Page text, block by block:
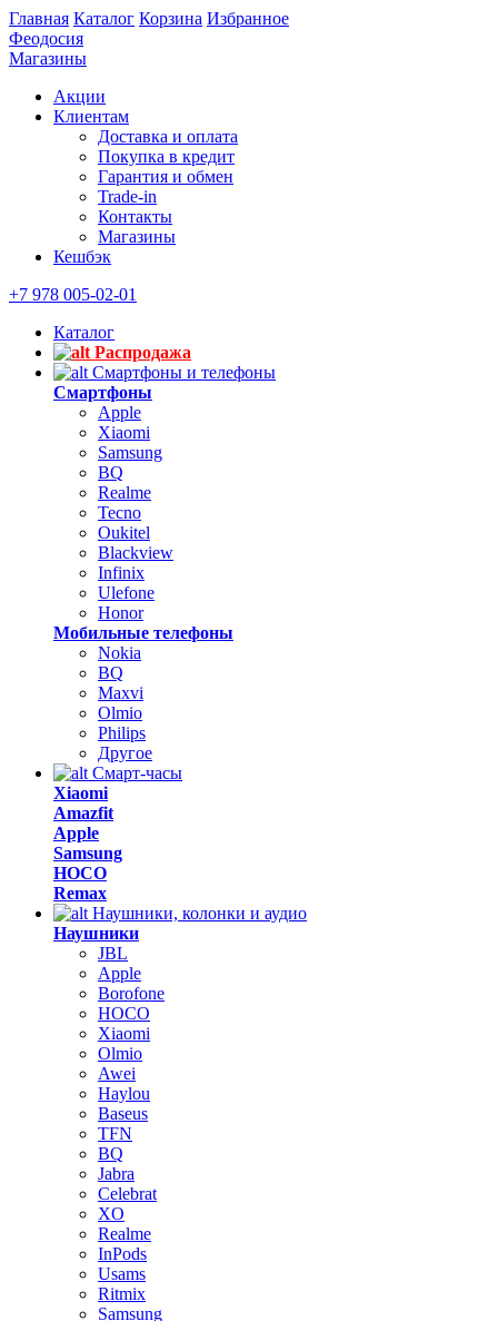
Главная Каталог Корзина Избранное
Феодосия
Магазины
Акции
Клиентам
Доставка и оплата
Покупка в кредит
Гарантия и обмен
Trade-in
Контакты
Магазины
Кешбэк
+7 978 005-02-01
Каталог
Распродажа
Смартфоны и телефоны
Смартфоны
Apple
Xiaomi
Samsung
BQ
Realme
Tecno
Oukitel
Blackview
Infinix
Ulefone
Honor
Мобильные телефоны
Nokia
BQ
Maxvi
Olmio
Philips
Другое
Смарт-часы
Xiaomi
Amazfit
Apple
Samsung
HOCO
Remax
Наушники, колонки и аудио
Наушники
JBL
Apple
Borofone
HOCO
Xiaomi
Olmio
Awei
Haylou
Baseus
TFN
BQ
Jabra
Celebrat
XO
Realme
InPods
Usams
Ritmix
Samsung